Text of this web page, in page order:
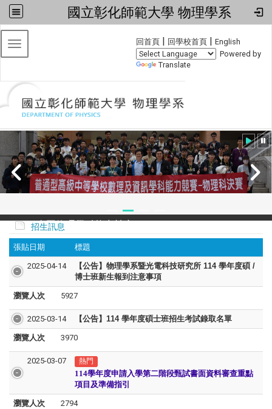
國立彰化師範大學 物理學系
回首頁 | 回學校首頁 | English
Powered by
Translate
Toggle navigation
2024全國物理學科能力競賽
招生訊息
張貼日期 標題
2025-04-14
【公告】物理學系暨光電科技研究所 114 學年度碩 /
博士班新生報到注意事項
瀏覽人次 5927
2025-03-14 【公告】114 學年度碩士班招生考試錄取名單
瀏覽人次 3970
2025-03-07 熱門
114學年度申請入學第二階段甄試書面資料審查重點
項目及準備指引
瀏覽人次 2794